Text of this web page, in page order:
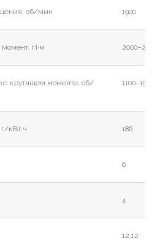
об/мин 1900
Н·м 2000–2200
крутящем моменте, об/
1100–1500
кВт·ч 186
6
4
12,12